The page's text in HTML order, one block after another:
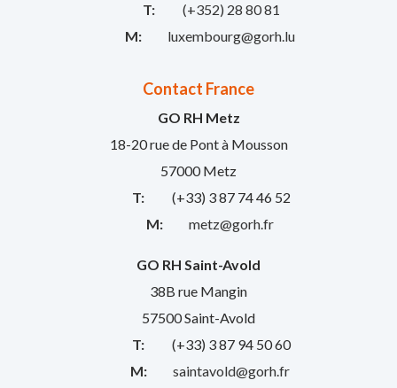
T:
(+352) 28 80 81
M:
luxembourg@gorh.lu
Contact France
GO RH Metz
18-20 rue de Pont à Mousson
57000 Metz
T:
(+33) 3 87 74 46 52
M:
metz@gorh.fr
GO RH Saint-Avold
38B rue Mangin
57500 Saint-Avold
T:
(+33) 3 87 94 50 60
M:
saintavold@gorh.fr